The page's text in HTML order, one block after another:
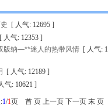
[ 人气: 12695 ]
[ 人气: 12353 ]
版纳—**迷人的热带风情 [ 人气: 1
[ 人气: 12189 ]
气: 10621 ]
1/1页 首 页 上一页 下一页 末 页